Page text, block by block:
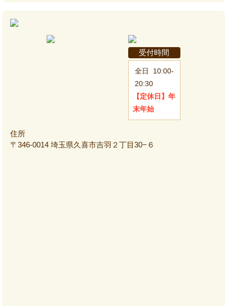
受付時間
全日
10:00-
20:30
【定休日】 年
末年始
住所
〒346-0014 埼玉県久喜市吉羽２丁目30−６